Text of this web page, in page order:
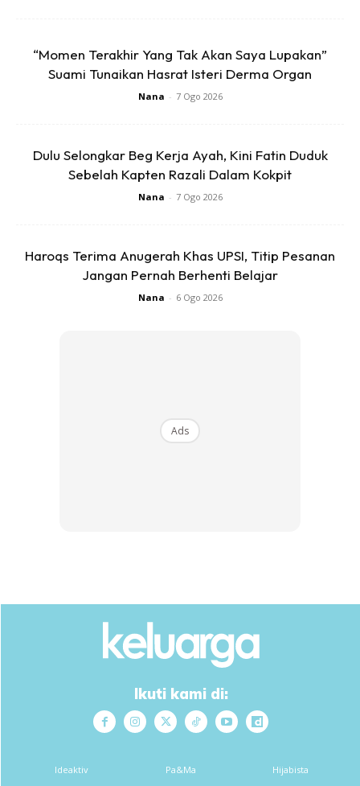
Dan menurutnya lagi dia banyak mendapat barang
kelengkapan tanaman di kedai eco kerana murah.
Lihatlah hasil tanamannya yang lain. Memang terasa ingin
pula mencuba menanam sepertinya.
“Momen Terakhir Yang Tak Akan Saya Lupakan”
Suami Tunaikan Hasrat Isteri Derma Organ
Nana - 7 Ogo 2026
Dulu Selongkar Beg Kerja Ayah, Kini Fatin Duduk
Sebelah Kapten Razali Dalam Kokpit
Nana - 7 Ogo 2026
Haroqs Terima Anugerah Khas UPSI, Titip Pesanan
Jangan Pernah Berhenti Belajar
Nana - 6 Ogo 2026
Ads
Ikuti kami di:
Ideaktiv Pa&Ma Hijabista